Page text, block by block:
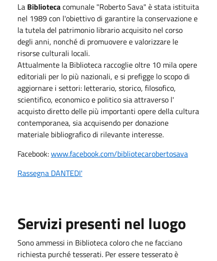
La Bibliotecacomunale "Roberto Sava" è stata istituita
nel 1989 con l'obiettivo di garantire la conservazione e
la tutela del patrimonio librario acquisito nel corso
degli anni, nonché di promuovere e valorizzare le
risorse culturali locali.
Attualmente la Biblioteca raccoglie oltre 10 mila opere
editoriali per lo più nazionali, e si prefigge lo scopo di
aggiornare i settori: letterario, storico, filosofico,
scientifico, economico e politico sia attraverso l'
acquisto diretto delle più importanti opere della cultura
contemporanea, sia acquisendo per donazione
materiale bibliografico di rilevante interesse.
Facebook:www.facebook.com/bibliotecarobertosava
Rassegna DANTEDI'
Servizi presenti nel luogo
Sono ammessi in Biblioteca coloro che ne facciano
richiesta purché tesserati. Per essere tesserato è